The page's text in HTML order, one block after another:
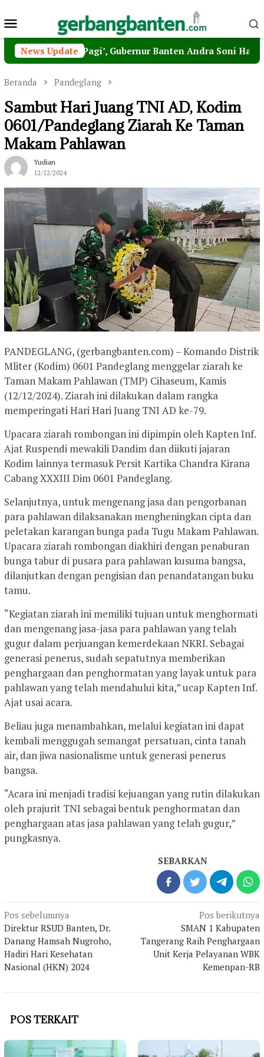
ke
Menu
Mobile
News Update
Pagi’, Gubernur Banten Andra Soni Harap MPI
Beranda Pandeglang
Sambut Hari Juang TNI AD, Kodim
0601/Pandeglang Ziarah Ke Taman
Makam Pahlawan
Yudian
12/12/2024
PANDEGLANG, (gerbangbanten.com) – Komando Distrik
Mliter (Kodim) 0601 Pandeglang menggelar ziarah ke
Taman Makam Pahlawan (TMP) Cihaseum, Kamis
(12/12/2024). Ziarah ini dilakukan dalam rangka
memperingati Hari Hari Juang TNI AD ke-79.
Upacara ziarah rombongan ini dipimpin oleh Kapten Inf.
Ajat Ruspendi mewakili Dandim dan diikuti jajaran
Kodim lainnya termasuk Persit Kartika Chandra Kirana
Cabang XXXIII Dim 0601 Pandeglang.
Selanjutnya, untuk mengenang jasa dan pengorbanan
para pahlawan dilaksanakan mengheningkan cipta dan
peletakan karangan bunga pada Tugu Makam Pahlawan.
Upacara ziarah rombongan diakhiri dengan penaburan
bunga tabur di pusara para pahlawan kusuma bangsa,
dilanjutkan dengan pengisian dan penandatangan buku
tamu.
“Kegiatan ziarah ini memiliki tujuan untuk menghormati
dan mengenang jasa-jasa para pahlawan yang telah
gugur dalam perjuangan kemerdekaan NKRI. Sebagai
generasi penerus, sudah sepatutnya memberikan
penghargaan dan penghormatan yang layak untuk para
pahlawan yang telah mendahului kita,” ucap Kapten Inf.
Ajat usai acara.
Beliau juga menambahkan, melalui kegiatan ini dapat
kembali menggugah semangat persatuan, cinta tanah
air, dan jiwa nasionalisme untuk generasi penerus
bangsa.
“Acara ini menjadi tradisi kejuangan yang rutin dilakukan
oleh prajurit TNI sebagai bentuk penghormatan dan
penghargaan atas jasa pahlawan yang telah gugur,”
pungkasnya.
SEBARKAN
Navigasi
pos
Pos sebelumnya
Direktur RSUD Banten, Dr.
Danang Hamsah Nugroho,
Hadiri Hari Kesehatan
Nasional (HKN) 2024
Pos berikutnya
SMAN 1 Kabupaten
Tangerang Raih Penghargaan
Unit Kerja Pelayanan WBK
Kemenpan-RB
POS TERKAIT